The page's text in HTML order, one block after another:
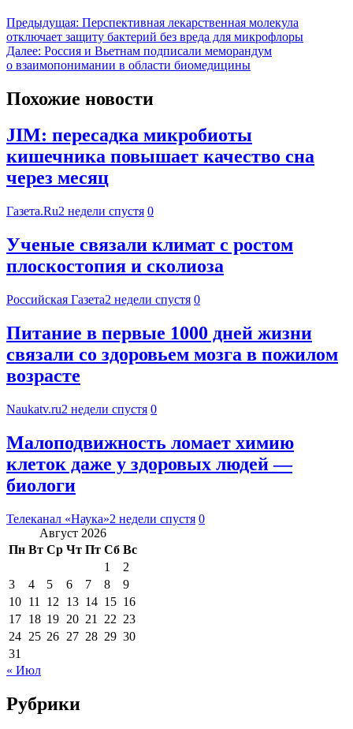
Предыдущая: Перспективная лекарственная молекула
отключает защиту бактерий без вреда для микрофлоры
Далее: Россия и Вьетнам подписали меморандум
о взаимопонимании в области биомедицины
Похожие новости
JIM: пересадка микробиоты
кишечника повышает качество сна
через месяц
Газета.Ru2 недели спустя 0
Ученые связали климат с ростом
плоскостопия и сколиоза
Российская Газета2 недели спустя 0
Питание в первые 1000 дней жизни
связали со здоровьем мозга в пожилом
возрасте
Naukatv.ru2 недели спустя 0
Малоподвижность ломает химию
клеток даже у здоровых людей —
биологи
Телеканал «Наука»2 недели спустя 0
Август 2026
Пн Вт Ср Чт Пт Сб Вс
1
2
3
4 5 6 7 8
9
10 11 12 13 14 15 16
17 18 19 20 21 22 23
24 25 26 27 28 29 30
31
« Июл
Рубрики